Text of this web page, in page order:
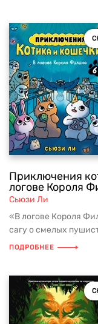
Приключения
логове Короля
Сьюзи Ли
«В логове Короля
сагу о смелых
ПОДРОБНЕЕ